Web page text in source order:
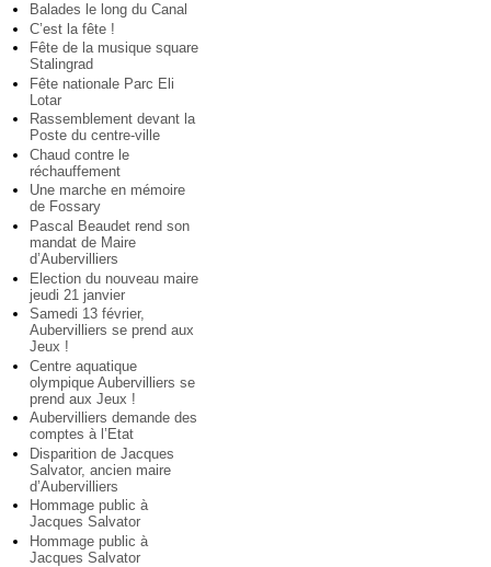
Balades le long du Canal
C’est la fête !
Fête de la musique square
Stalingrad
Fête nationale Parc Eli
Lotar
Rassemblement devant la
Poste du centre-ville
Chaud contre le
réchauffement
Une marche en mémoire
de Fossary
Pascal Beaudet rend son
mandat de Maire
d’Aubervilliers
Election du nouveau maire
jeudi 21 janvier
Samedi 13 février,
Aubervilliers se prend aux
Jeux !
Centre aquatique
olympique Aubervilliers se
prend aux Jeux !
Aubervilliers demande des
comptes à l’Etat
Disparition de Jacques
Salvator, ancien maire
d’Aubervilliers
Hommage public à
Jacques Salvator
Hommage public à
Jacques Salvator